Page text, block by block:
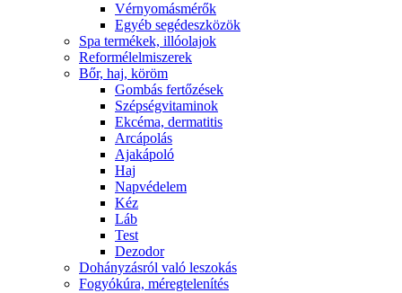
Vérnyomásmérők
Egyéb segédeszközök
Spa termékek, illóolajok
Reformélelmiszerek
Bőr, haj, köröm
Gombás fertőzések
Szépségvitaminok
Ekcéma, dermatitis
Arcápolás
Ajakápoló
Haj
Napvédelem
Kéz
Láb
Test
Dezodor
Dohányzásról való leszokás
Fogyókúra, méregtelenítés